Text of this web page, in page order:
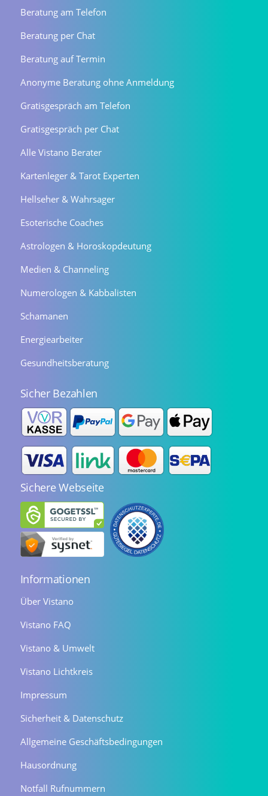
Beratung am Telefon
Beratung per Chat
Beratung auf Termin
Anonyme Beratung ohne Anmeldung
Gratisgespräch am Telefon
Gratisgespräch per Chat
Alle Vistano Berater
Kartenleger & Tarot Experten
Hellseher & Wahrsager
Esoterische Coaches
Astrologen & Horoskopdeutung
Medien & Channeling
Numerologen & Kabbalisten
Schamanen
Energiearbeiter
Gesundheitsberatung
Sicher Bezahlen
Sichere Webseite
Informationen
Über Vistano
Vistano FAQ
Vistano & Umwelt
Vistano Lichtkreis
Impressum
Sicherheit & Datenschutz
Allgemeine Geschäftsbedingungen
Hausordnung
Notfall Rufnummern